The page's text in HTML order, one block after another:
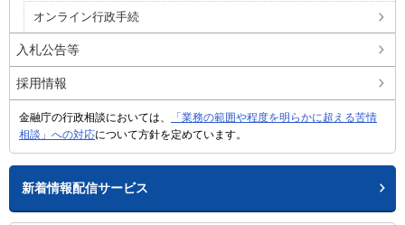
オンライン行政手続
入札公告等
採用情報
金融庁の行政相談においては、
「業務の範囲や程度を明らかに超える苦情
相談」への対応について方針を定めています。
新着情報配信サービス